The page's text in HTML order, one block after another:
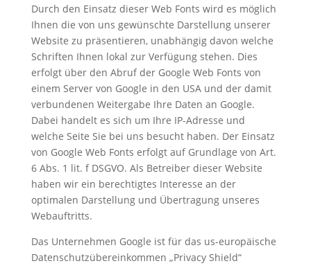
Durch den Einsatz dieser Web Fonts wird es möglich
Ihnen die von uns gewünschte Darstellung unserer
Website zu präsentieren, unabhängig davon welche
Schriften Ihnen lokal zur Verfügung stehen. Dies
erfolgt über den Abruf der Google Web Fonts von
einem Server von Google in den USA und der damit
verbundenen Weitergabe Ihre Daten an Google.
Dabei handelt es sich um Ihre IP-Adresse und
welche Seite Sie bei uns besucht haben. Der Einsatz
von Google Web Fonts erfolgt auf Grundlage von Art.
6 Abs. 1 lit. f DSGVO. Als Betreiber dieser Website
haben wir ein berechtigtes Interesse an der
optimalen Darstellung und Übertragung unseres
Webauftritts.
Das Unternehmen Google ist für das us-europäische
Datenschutzübereinkommen „Privacy Shield“